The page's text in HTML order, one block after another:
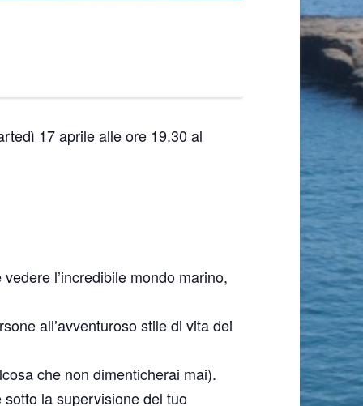
17 aprile alle ore 19.30 al
l’incredibile mondo marino,
all’avventuroso stile di vita dei
che non dimenticherai mai).
la supervisione del tuo